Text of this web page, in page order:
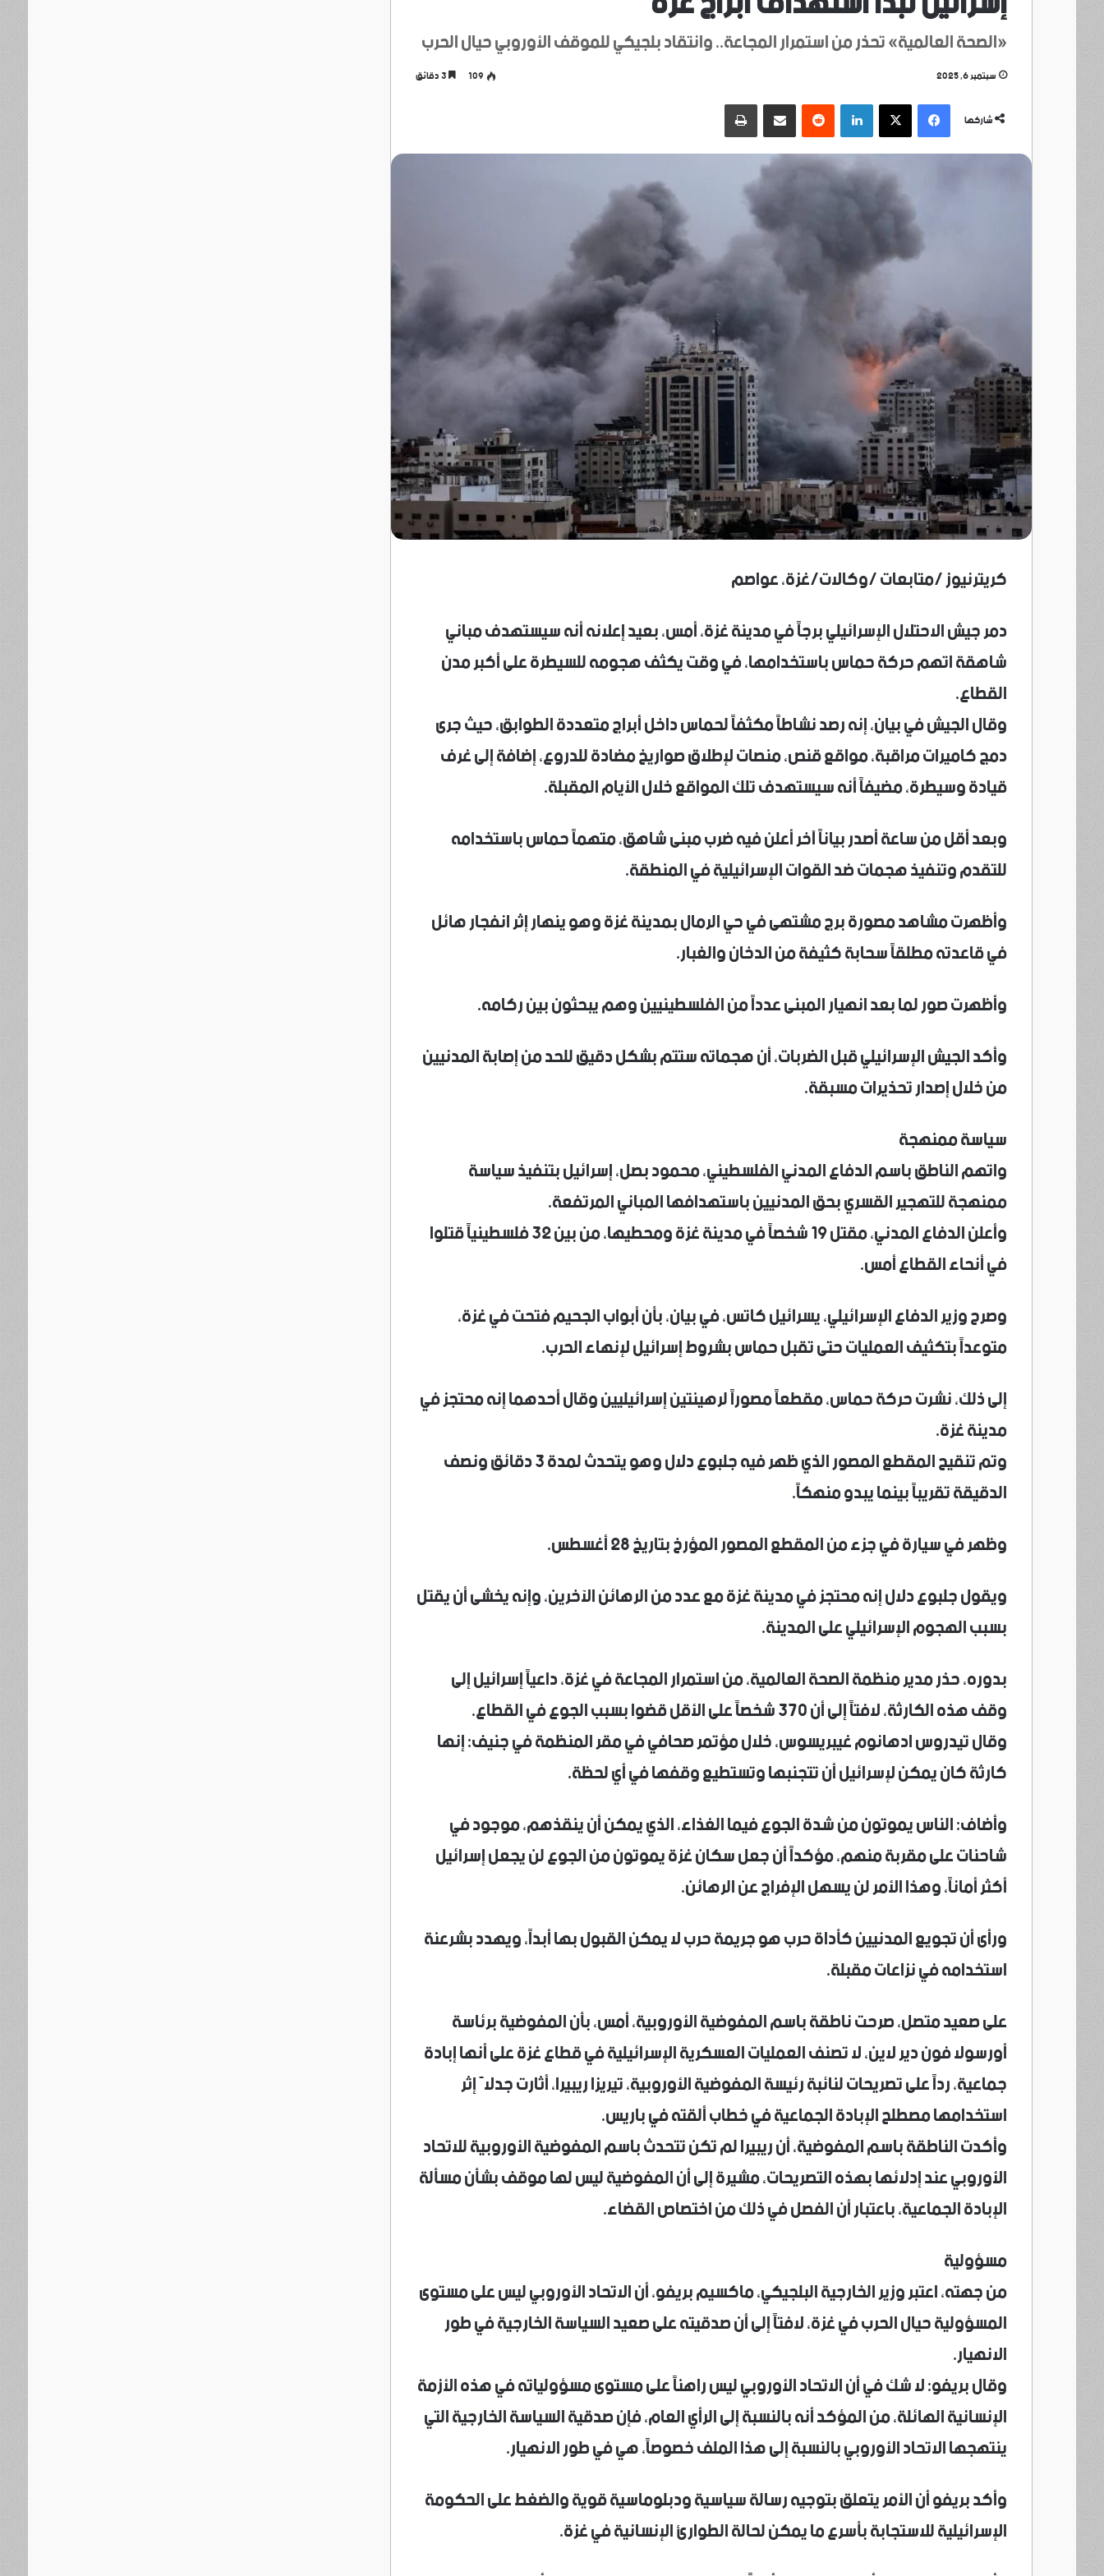
«الصحة العالمية» تحذر من استمرار المجاعة.. وانتقاد بلجيكي للموقف الأوروبي حيال الحرب
سبتمبر 6, 2025 109
3 دقائق
شاركها
فيسبوك
‫X لينكدإن
‏Reddit مشاركة عبر البريد طباعة
كريترنيوز /متابعات /وكالات/غزة، عواصم
دمر جيش الاحتلال الإسرائيلي برجاً في مدينة غزة، أمس، بعيد إعلانه أنه سيستهدف مباني
شاهقة اتهم حركة حماس باستخدامها، في وقت يكثف هجومه للسيطرة على أكبر مدن
القطاع.
وقال الجيش في بيان، إنه رصد نشاطاً مكثفاً لحماس داخل أبراج متعددة الطوابق، حيث جرى
دمج كاميرات مراقبة، مواقع قنص، منصات لإطلاق صواريخ مضادة للدروع، إضافة إلى غرف
قيادة وسيطرة، مضيفاً أنه سيستهدف تلك المواقع خلال الأيام المقبلة.
وبعد أقل من ساعة أصدر بياناً آخر أعلن فيه ضرب مبنى شاهق، متهماً حماس باستخدامه
للتقدم وتنفيذ هجمات ضد القوات الإسرائيلية في المنطقة.
وأظهرت مشاهد مصورة برج مشتهى في حي الرمال بمدينة غزة وهو ينهار إثر انفجار هائل
في قاعدته مطلقاً سحابة كثيفة من الدخان والغبار.
وأظهرت صور لما بعد انهيار المبنى عدداً من الفلسطينيين وهم يبحثون بين ركامه.
وأكد الجيش الإسرائيلي قبل الضربات، أن هجماته ستتم بشكل دقيق للحد من إصابة المدنيين
من خلال إصدار تحذيرات مسبقة.
سياسة ممنهجة
واتهم الناطق باسم الدفاع المدني الفلسطيني، محمود بصل، إسرائيل بتنفيذ سياسة
ممنهجة للتهجير القسري بحق المدنيين باستهدافها المباني المرتفعة.
وأعلن الدفاع المدني، مقتل 19 شخصاً في مدينة غزة ومحطيها، من بين 32 فلسطينياً قتلوا
في أنحاء القطاع أمس.
وصرح وزير الدفاع الإسرائيلي، يسرائيل كاتس، في بيان، بأن أبواب الجحيم فتحت في غزة،
متوعداً بتكثيف العمليات حتى تقبل حماس بشروط إسرائيل لإنهاء الحرب.
إلى ذلك، نشرت حركة حماس، مقطعاً مصوراً لرهينتين إسرائيليين وقال أحدهما إنه محتجز في
مدينة غزة.
وتم تنقيح المقطع المصور الذي ظهر فيه جلبوع دلال وهو يتحدث لمدة 3 دقائق ونصف
الدقيقة تقريباً بينما يبدو منهكاً.
وظهر في سيارة في جزء من المقطع المصور المؤرخ بتاريخ 28 أغسطس.
ويقول جلبوع دلال إنه محتجز في مدينة غزة مع عدد من الرهائن الآخرين، وإنه يخشى أن يقتل
بسبب الهجوم الإسرائيلي على المدينة.
بدوره، حذر مدير منظمة الصحة العالمية، من استمرار المجاعة في غزة، داعياً إسرائيل إلى
وقف هذه الكارثة، لافتاً إلى أن 370 شخصاً على الأقل قضوا بسبب الجوع في القطاع.
وقال تيدروس ادهانوم غيبريسوس، خلال مؤتمر صحافي في مقر المنظمة في جنيف: إنها
كارثة كان يمكن لإسرائيل أن تتجنبها وتستطيع وقفها في أي لحظة.
وأضاف: الناس يموتون من شدة الجوع فيما الغذاء، الذي يمكن أن ينقذهم، موجود في
شاحنات على مقربة منهم، مؤكداً أن جعل سكان غزة يموتون من الجوع لن يجعل إسرائيل
أكثر أماناً، وهذا الأمر لن يسهل الإفراج عن الرهائن.
ورأى أن تجويع المدنيين كأداة حرب هو جريمة حرب لا يمكن القبول بها أبداً، ويهدد بشرعنة
استخدامه في نزاعات مقبلة.
على صعيد متصل، صرحت ناطقة باسم المفوضية الأوروبية، أمس، بأن المفوضية برئاسة
أورسولا فون دير لاين، لا تصنف العمليات العسكرية الإسرائيلية في قطاع غزة على أنها إبادة
جماعية، رداً على تصريحات لنائبة رئيسة المفوضية الأوروبية، تيريزا ريبيرا، أثارت جدلاً إثر
استخدامها مصطلح الإبادة الجماعية في خطاب ألقته في باريس.
وأكدت الناطقة باسم المفوضية، أن ريبيرا لم تكن تتحدث باسم المفوضية الأوروبية للاتحاد
الأوروبي عند إدلائها بهذه التصريحات، مشيرة إلى أن المفوضية ليس لها موقف بشأن مسألة
الإبادة الجماعية، باعتبار أن الفصل في ذلك من اختصاص القضاء.
مسؤولية
من جهته، اعتبر وزير الخارجية البلجيكي، ماكسيم بريفو، أن الاتحاد الأوروبي ليس على مستوى
المسؤولية حيال الحرب في غزة، لافتاً إلى أن صدقيته على صعيد السياسة الخارجية في طور
الانهيار.
وقال بريفو: لا شك في أن الاتحاد الأوروبي ليس راهناً على مستوى مسؤولياته في هذه الأزمة
الإنسانية الهائلة، من المؤكد أنه بالنسبة إلى الرأي العام، فإن صدقية السياسة الخارجية التي
ينتهجها الاتحاد الأوروبي بالنسبة إلى هذا الملف خصوصاً، هي في طور الانهيار.
وأكد بريفو أن الأمر يتعلق بتوجيه رسالة سياسية ودبلوماسية قوية والضغط على الحكومة
الإسرائيلية للاستجابة بأسرع ما يمكن لحالة الطوارئ الإنسانية في غزة.